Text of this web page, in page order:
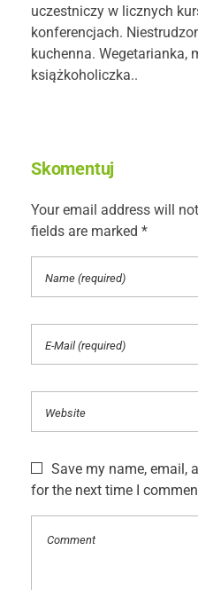
uczestniczy w licznych
konferencjach.
kuchenna. Wegetarianka,
książkoholiczka..
Skomentuj
Your email address will
fields are marked *
Save my name, email,
for the next time I